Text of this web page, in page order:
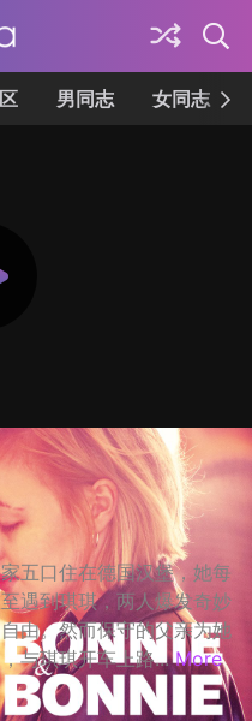
男同志 女同志
五口住在德国汉堡，她每
遇到琪琪，两人爆发奇妙
由。然而保守的父亲为她
与琪琪开车上路... More